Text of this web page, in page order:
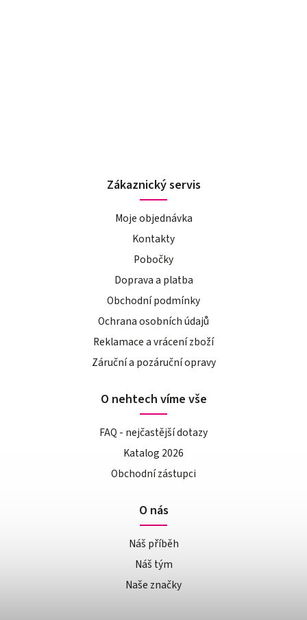
Zákaznický servis
Moje objednávka
Kontakty
Pobočky
Doprava a platba
Obchodní podmínky
Ochrana osobních údajů
Reklamace a vrácení zboží
Záruční a pozáruční opravy
O nehtech víme vše
FAQ - nejčastější dotazy
Katalog 2026
Obchodní zástupci
O nás
Náš příběh
Náš tým
Naše značky